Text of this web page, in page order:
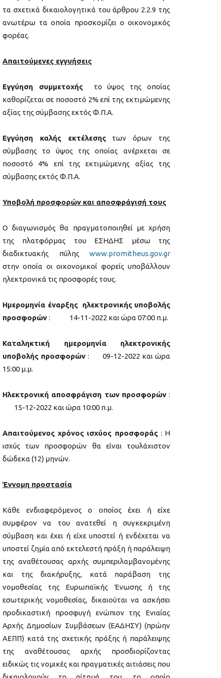
τα σχετικά δικαιολογητικά του άρθρου 2.2.9 της
ανωτέρω τα οποία προσκομίζει ο οικονομικός
φορέας.
Απαιτούμενες εγγυήσεις
Εγγύηση συμμετοχήςτο ύψος της οποίας
καθορίζεται σε ποσοστό 2% επί της εκτιμώμενης
αξίας της σύμβασης εκτός Φ.Π.Α.
Εγγύηση καλής εκτέλεσηςτων όρων της
σύμβασης το ύψος της οποίας ανέρχεται σε
ποσοστό 4% επί της εκτιμώμενης αξίας της
σύμβασης εκτός Φ.Π.Α.
Υποβολή προσφορών και αποσφράγισή τους
Ο διαγωνισμός θα πραγματοποιηθεί με χρήση
της πλατφόρμας του ΕΣΗΔΗΣ μέσω της
διαδικτυακής πύλης www.promitheus.gov.gr
στην οποία οι οικονομικοί φορείς υποβάλλουν
ηλεκτρονικά τις προσφορές τους.
Ημερομηνία έναρξης ηλεκτρονικής υποβολής
προσφορών : 14-11-2022 και ώρα 07:00 π.μ.
Καταληκτική ημερομηνία ηλεκτρονικής
υποβολής προσφορών : 09-12-2022 και ώρα
15:00 μ.μ.
Ηλεκτρονική αποσφράγιση των προσφορών :
15-12-2022 και ώρα 10:00 π.μ.
Απαιτούμενος χρόνος ισχύος προσφοράς : Η
ισχύς των προσφορών θα είναι τουλάχιστον
δώδεκα (12) μηνών.
Έννομη προστασία
Κάθε ενδιαφερόμενος ο οποίος έχει ή είχε
συμφέρον να του ανατεθεί η συγκεκριμένη
σύμβαση και έχει ή είχε υποστεί ή ενδέχεται να
υποστεί ζημία από εκτελεστή πράξη ή παράλειψη
της αναθέτουσας αρχής συμπεριλαμβανομένης
και της διακήρυξης, κατά παράβαση της
νομοθεσίας της Ευρωπαϊκής Ένωσης ή της
εσωτερικής νομοθεσίας, δικαιούται να ασκήσει
προδικαστική προσφυγή ενώπιον της Ενιαίας
Αρχής Δημοσίων Συμβάσεων (ΕΑΔΗΣΥ) (πρώην
ΑΕΠΠ) κατά της σχετικής πράξης ή παράλειψης
της αναθέτουσας αρχής προσδιορίζοντας
ειδικώς τις νομικές και πραγματικές αιτιάσεις που